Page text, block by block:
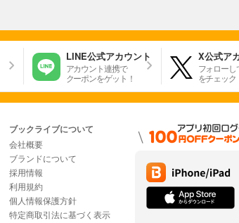
LINE公式アカウント
アカウント連携で
クーポンをゲット！
X公式ア
フォローし
をチェック
ブックライブについて
会社概要
ブランドについて
採用情報
利用規約
個人情報保護方針
特定商取引法に基づく表示